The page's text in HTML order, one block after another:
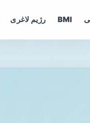
BMI رژیم لاغری